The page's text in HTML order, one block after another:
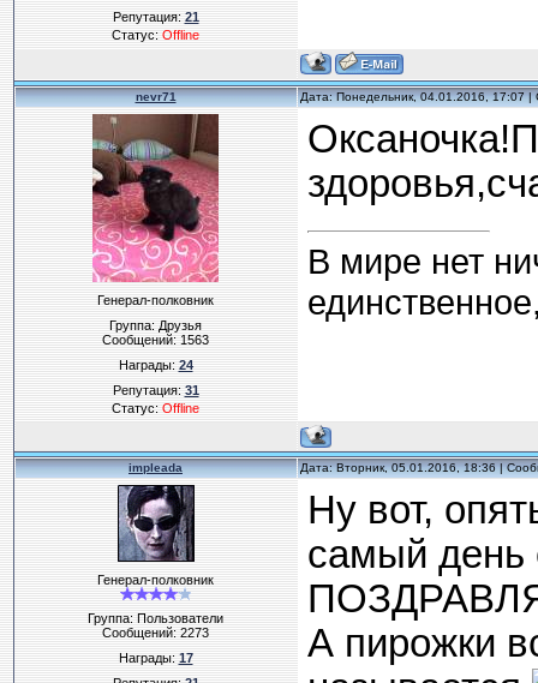
Репутация:21
Статус:Offline
nevr71 Дата: Понедельник, 04.01.2016, 17:07
Генерал-полковник
Группа: Друзья
Сообщений:1563
Награды:24
Репутация:31
Статус:Offline
В мире нет
impleada Дата: Вторник, 05.01.2016, 18:36 |
Генерал-полковник
Группа: Пользователи
Сообщений:2273
Награды:17
Ну вот,
самый день
А пирожки